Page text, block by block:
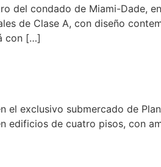
del condado de Miami-Dade,
de Clase A, con diseño
con […]
exclusivo submercado de
de cuatro pisos, con